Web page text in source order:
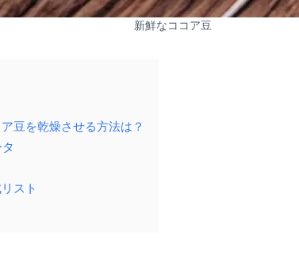
新鮮なココア豆
豆を乾燥させる方法は？
スト